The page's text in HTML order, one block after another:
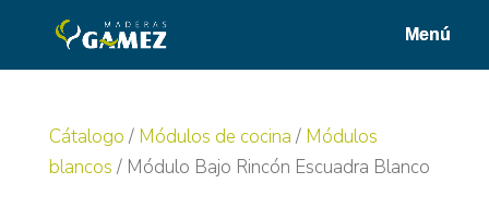
Cátalogo/ Módulos de cocina/ Módulos
blancos/ Módulo Bajo Rincón Escuadra Blanco